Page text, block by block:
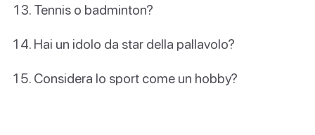
Tennis o badminton?
Hai un idolo da star della pallavolo?
Considera lo sport come un hobby?